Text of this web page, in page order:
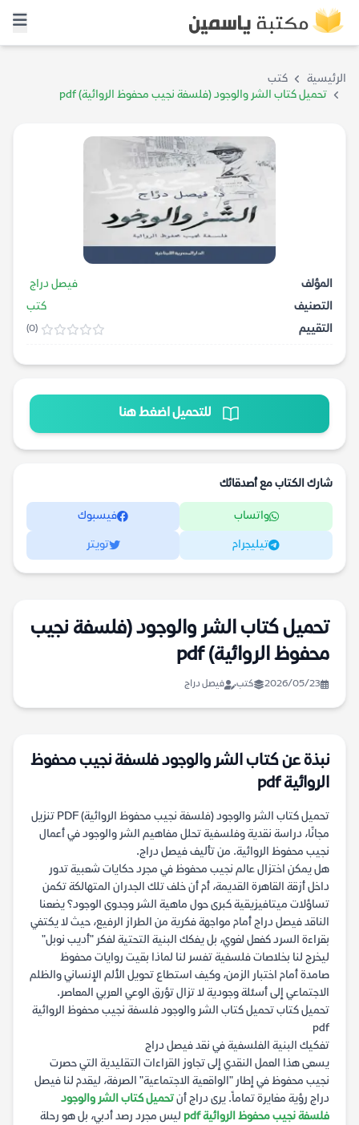
الرئيسية
كتب
تحميل كتاب الشر والوجود (فلسفة نجيب محفوظ الروائية) pdf
المؤلف
فيصل دراج
التصنيف
كتب
التقييم
(0)
للتحميل اضغط هنا
شارك الكتاب مع أصدقائك
واتساب فيسبوك
تيليجرام تويتر
تحميل كتاب الشر والوجود (فلسفة نجيب
محفوظ الروائية) pdf
2026/05/23 كتب فيصل دراج
نبذة عن كتاب الشر والوجود فلسفة نجيب محفوظ
الروائية pdf
تحميل كتاب الشر والوجود (فلسفة نجيب محفوظ الروائية) PDF تنزيل
مجانًا، دراسة نقدية وفلسفية تحلل مفاهيم الشر والوجود في أعمال
نجيب محفوظ الروائية. من تأليف فيصل دراج.
هل يمكن اختزال عالم نجيب محفوظ في مجرد حكايات شعبية تدور
داخل أزقة القاهرة القديمة، أم أن خلف تلك الجدران المتهالكة تكمن
تساؤلات ميتافيزيقية كبرى حول ماهية الشر وجدوى الوجود؟ يضعنا
الناقد فيصل دراج أمام مواجهة فكرية من الطراز الرفيع، حيث لا يكتفي
بقراءة السرد كفعل لغوي، بل يفكك البنية التحتية لفكر "أديب نوبل"
ليخرج لنا بخلاصات فلسفية تفسر لنا لماذا بقيت روايات محفوظ
صامدة أمام اختبار الزمن، وكيف استطاع تحويل الألم الإنساني والظلم
الاجتماعي إلى أسئلة وجودية لا تزال تؤرق الوعي العربي المعاصر.
تحميل كتاب تحميل كتاب الشر والوجود فلسفة نجيب محفوظ الروائية
pdf
تفكيك البنية الفلسفية في نقد فيصل دراج
يسعى هذا العمل النقدي إلى تجاوز القراءات التقليدية التي حصرت
نجيب محفوظ في إطار "الواقعية الاجتماعية" الصرفة، ليقدم لنا فيصل
دراج رؤية مغايرة تماماً. يرى دراج أنتحميل كتاب الشر والوجود
فلسفة نجيب محفوظ الروائية pdf
ليس مجرد رصد أدبي، بل هو رحلة